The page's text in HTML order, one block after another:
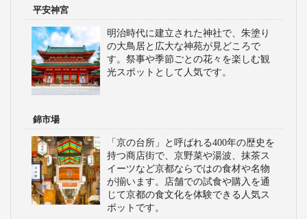
平安神宮
明治時代に建立された神社で、朱塗り
の大鳥居と広大な神苑が見どころで
す。祭事や季節ごとの花々を楽しむ観
光スポットとして人気です。
錦市場
「京の台所」と呼ばれる400年の歴史を
持つ商店街で、京野菜や湯波、抹茶ス
イーツなど京都ならではの食材や名物
が揃います。店舗での試食や購入を通
じて京都の食文化を体験できる人気ス
ポットです。